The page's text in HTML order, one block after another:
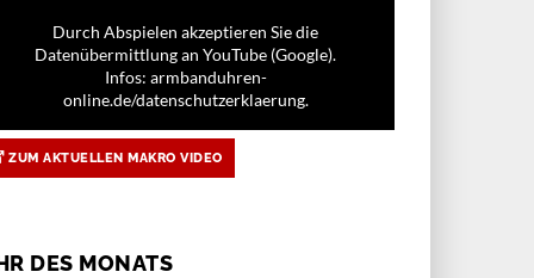
Durch Abspielen akzeptieren Sie die
Datenübermittlung an YouTube (Google).
Infos: armbanduhren-
online.de/datenschutzerklaerung.
ZUM AKTUELLEN MAKRO VIDEO
DES MONATS